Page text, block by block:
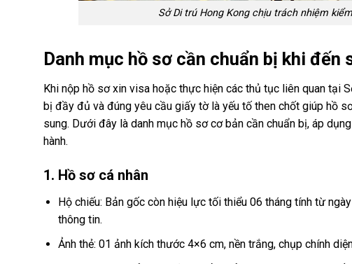
Sở Di trú Hong Kong chịu trách nhiệm
Danh mục hồ sơ cần chuẩn bị khi đến
Khi nộp hồ sơ xin visa hoặc thực hiện các thủ tục liên quan tại
bị đầy đủ và đúng yêu cầu giấy tờ là yếu tố then chốt giúp hồ
sung. Dưới đây là danh mục hồ sơ cơ bản cần chuẩn bị, áp
hành.
1. Hồ sơ cá nhân
Hộ chiếu: Bản gốc còn hiệu lực tối thiểu 06 tháng tính từ
thông tin.
Ảnh thẻ: 01 ảnh kích thước 4×6 cm, nền trắng, chụp chính